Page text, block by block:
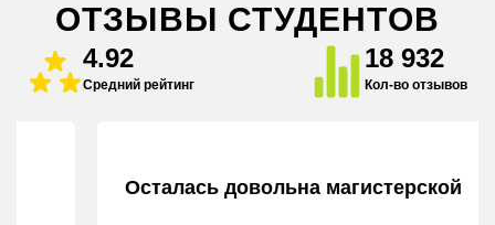
ОТЗЫВЫ СТУДЕНТОВ
4.92
Средний рейтинг
18 932
Кол-во отзывов
Осталась довольна магистерской